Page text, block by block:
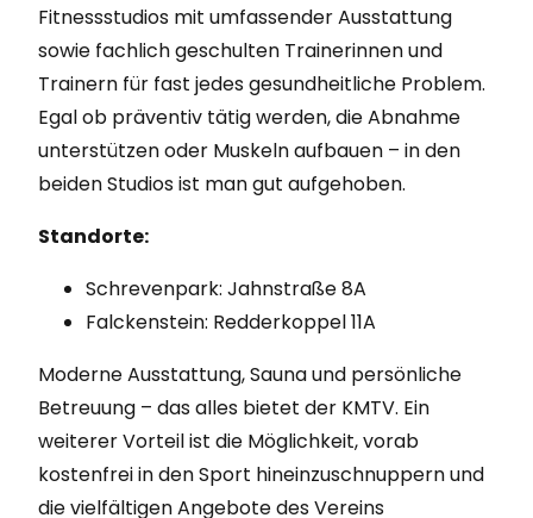
Fitnessstudios mit umfassender Ausstattung
sowie fachlich geschulten Trainerinnen und
Trainern für fast jedes gesundheitliche Problem.
Egal ob präventiv tätig werden, die Abnahme
unterstützen oder Muskeln aufbauen – in den
beiden Studios ist man gut aufgehoben.
Standorte:
Schrevenpark: Jahnstraße 8A
Falckenstein: Redderkoppel 11A
Moderne Ausstattung, Sauna und persönliche
Betreuung – das alles bietet der KMTV. Ein
weiterer Vorteil ist die Möglichkeit, vorab
kostenfrei in den Sport hineinzuschnuppern und
die vielfältigen Angebote des Vereins